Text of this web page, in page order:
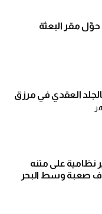
حوّل مقر البعثة
بالجلد العقدي في مرزق
نظامية على متنه
صعبة وسط البحر